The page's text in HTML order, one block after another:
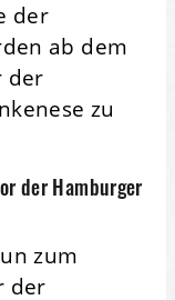
der
ab dem
der
zu
der Hamburger
zum
der